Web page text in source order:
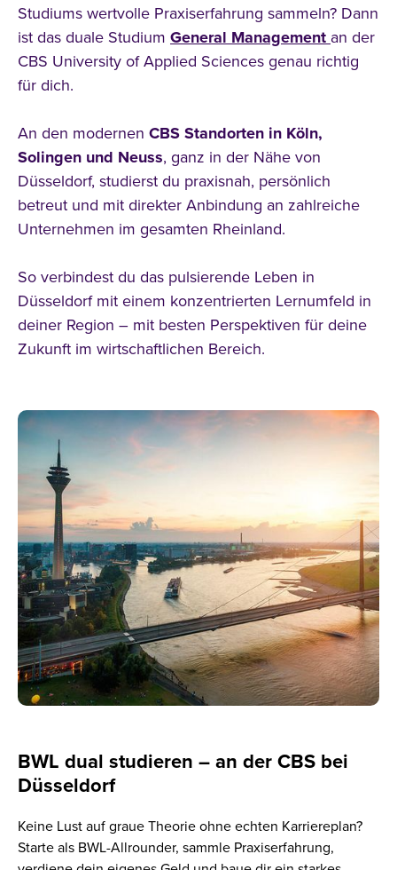
Studiums wertvolle Praxiserfahrung sammeln? Dann
ist das duale Studium General Management an der
CBS University of Applied Sciences genau richtig
für dich.
An den modernen CBS Standorten in Köln,
Solingen und Neuss, ganz in der Nähe von
Düsseldorf, studierst du praxisnah, persönlich
betreut und mit direkter Anbindung an zahlreiche
Unternehmen im gesamten Rheinland.
So verbindest du das pulsierende Leben in
Düsseldorf mit einem konzentrierten Lernumfeld in
deiner Region – mit besten Perspektiven für deine
Zukunft im wirtschaftlichen Bereich.
BWL dual studieren – an der CBS bei
Düsseldorf
Keine Lust auf graue Theorie ohne echten Karriereplan?
Starte als BWL-Allrounder, sammle Praxiserfahrung,